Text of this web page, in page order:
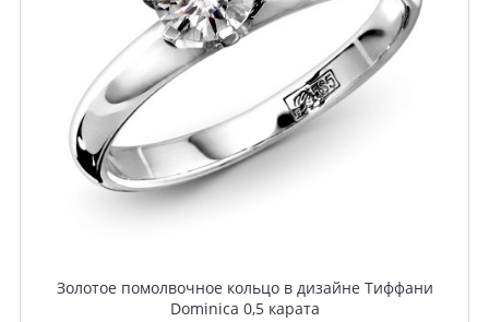
Золотое помолвочное кольцо в дизайне Тиффани
Dominica 0,5 карата